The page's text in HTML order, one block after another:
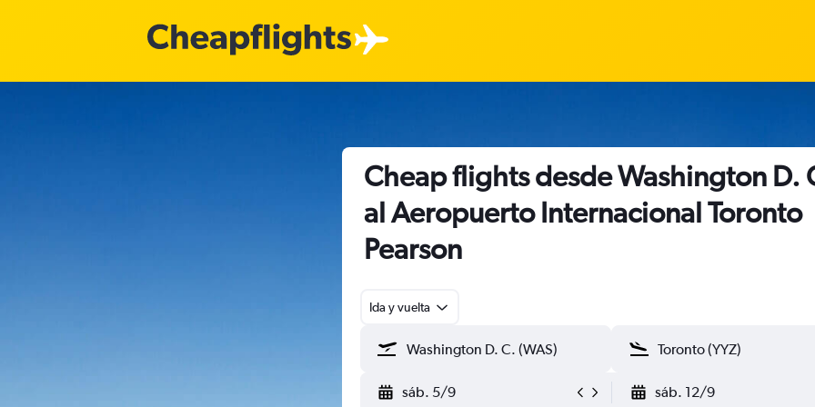
Cheap flights desde Washington D.
al Aeropuerto Internacional Toronto
Pearson
Ida y vuelta
sáb. 5/9 sáb. 12/9